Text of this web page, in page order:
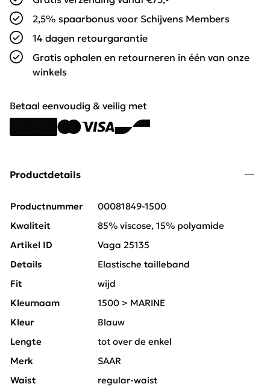
2,5% spaarbonus voor Schijvens Members
14 dagen retourgarantie
Gratis ophalen en retourneren in één van onze
winkels
Betaal eenvoudig & veilig met
Productdetails
Productnummer
00081849-1500
Kwaliteit
85% viscose, 15% polyamide
Artikel ID
Vaga 25135
Details
Elastische tailleband
Fit
wijd
Kleurnaam
1500 > MARINE
Kleur
Blauw
Lengte
tot over de enkel
Merk
SAAR
Waist
regular-waist